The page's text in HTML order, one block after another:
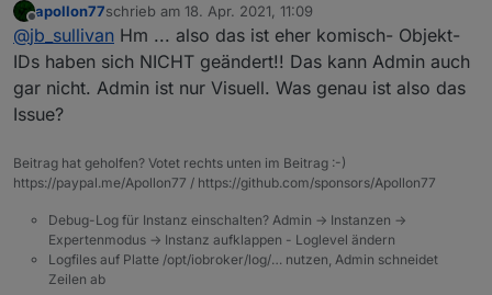
Also so wie ich das sehe, haben viele Objektbäume
eine neue Struktur bekommen.
Konkret ist es mir bis jetzt bei 0_userdata und
modbus aufgefallen. Dadurch passen natürlich die
ganzen DP Verknüpfungen im VIS nicht mehr - das
EDIT: Ich habe es versucht zu eruieren - also die
über ein Script erstellt sind. Genau nachvollziehen
konnte ich es nicht, aber sobald man im VIS Editor
das entsprechende Script geöffnet hatte, waren
die Datenpunkte im VIS wieder OK.
Admin muss man erst einmal die Scripte und VIS
Bilder öffnen und schließen, das sich die
ich es im Moment nicht wirklich nachvollziehen,
warum im VIS manche DP`s erst beim zweiten mal
angezeigt werden.
Offline
apollon77schrieb am 18. Apr. 2021, 11:09
zuletzt editiert von
@jb_sullivan Hm ... also das ist eher komisch- Objekt-
IDs haben sich NICHT geändert!! Das kann Admin auch
gar nicht. Admin ist nur Visuell. Was genau ist also das
Issue?
Beitrag hat geholfen? Votet rechts unten im Beitrag :-)
https://paypal.me/Apollon77 / https://github.com/sponsors/Apollon77
Debug-Log für Instanz einschalten? Admin -> Instanzen ->
Expertenmodus -> Instanz aufklappen - Loglevel ändern
Logfiles auf Platte /opt/iobroker/log/… nutzen, Admin schneidet
Zeilen ab